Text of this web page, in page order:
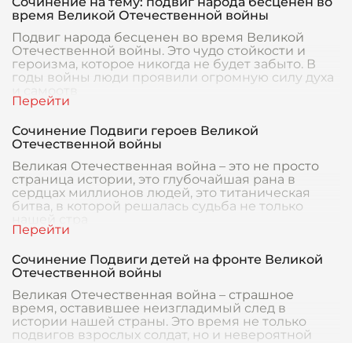
время Великой Отечественной войны
Подвиг народа бесценен во время Великой
Отечественной войны. Это чудо стойкости и
героизма, которое никогда не будет забыто. В
годы войны люди проявили огромную силу духа
Сочинение Подвиги героев Великой
Отечественной войны
Великая Отечественная война – это не просто
страница истории, это глубочайшая рана в
сердцах миллионов людей, это титаническая
битва, в которой решалась судьба не только
Сочинение Подвиги детей на фронте Великой
Отечественной войны
Великая Отечественная война – страшное
время, оставившее неизгладимый след в
истории нашей страны. Это время не только
подвигов взрослых солдат, но и невероятной